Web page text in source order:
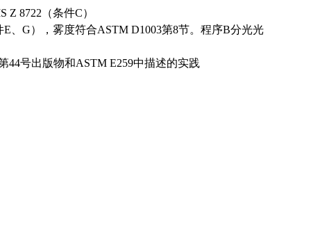
Z 8722（条件C）
E、G），雾度符合ASTM D1003第8节。程序B分光光
44号出版物和ASTM E259中描述的实践